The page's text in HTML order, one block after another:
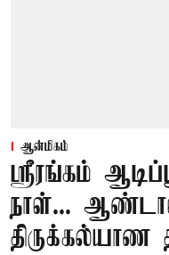
ஆன்மிகம்
ஸ்ரீரங்கம்
நாள்...
திருக்கல்யாண